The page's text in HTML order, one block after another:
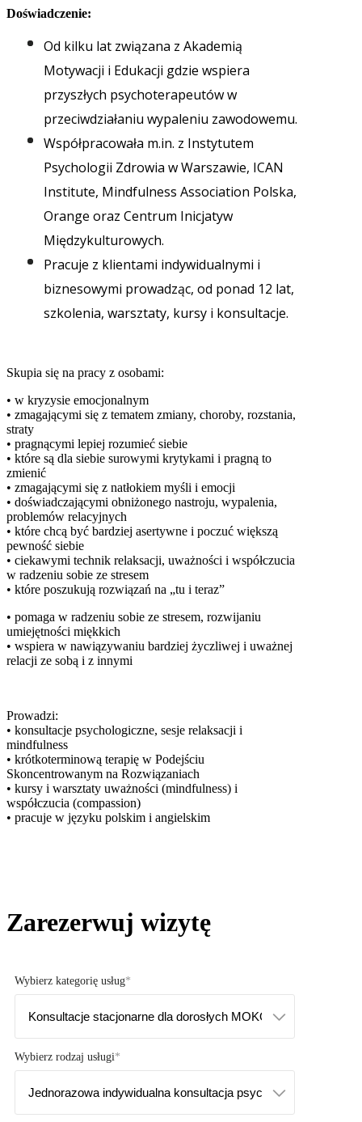
Doświadczenie:
Od kilku lat związana z Akademią
Motywacji i Edukacji gdzie wspiera
przyszłych psychoterapeutów w
przeciwdziałaniu wypaleniu zawodowemu.
Współpracowała m.in. z Instytutem
Psychologii Zdrowia w Warszawie, ICAN
Institute, Mindfulness Association Polska,
Orange oraz Centrum Inicjatyw
Międzykulturowych.
Pracuje z klientami indywidualnymi i
biznesowymi prowadząc, od ponad 12 lat,
szkolenia, warsztaty, kursy i konsultacje.
Skupia się na pracy z osobami:
• w kryzysie emocjonalnym
• zmagającymi się z tematem zmiany, choroby, rozstania,
straty
• pragnącymi lepiej rozumieć siebie
• które są dla siebie surowymi krytykami i pragną to
zmienić
• zmagającymi się z natłokiem myśli i emocji
• doświadczającymi obniżonego nastroju, wypalenia,
problemów relacyjnych
• które chcą być bardziej asertywne i poczuć większą
pewność siebie
• ciekawymi technik relaksacji, uważności i współczucia
w radzeniu sobie ze stresem
• które poszukują rozwiązań na „tu i teraz”
• pomaga w radzeniu sobie ze stresem, rozwijaniu
umiejętności miękkich
• wspiera w nawiązywaniu bardziej życzliwej i uważnej
relacji ze sobą i z innymi
Prowadzi:
• konsultacje psychologiczne, sesje relaksacji i
mindfulness
• krótkoterminową terapię w Podejściu
Skoncentrowanym na Rozwiązaniach
• kursy i warsztaty uważności (mindfulness) i
współczucia (compassion)
• pracuje w języku polskim i angielskim
Zarezerwuj wizytę
Wybierz kategorię usług
Wybierz rodzaj usługi